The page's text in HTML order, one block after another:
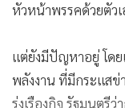
หัวหน้าพรรคด้วยตัว
แต่ยังมีปัญหาอยู่ โดย
พลังงาน ที่มีกระแสข่
รุ่งเรืองกิจ รัฐมนตรี